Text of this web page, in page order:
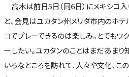
高木は前日5日（同6日）にメキシコ入
と、会見はユカタン州メリダ市内のホテ
コでプレーできるのは楽しみ。とてもワ
ーしたい。ユカタンのことはまだあまり
いろなところを訪れて、人々や文化、こ